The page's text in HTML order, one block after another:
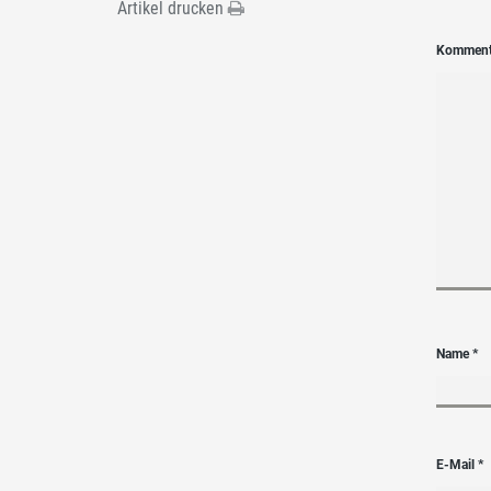
Name*
E-Mail*
Artikel drucken